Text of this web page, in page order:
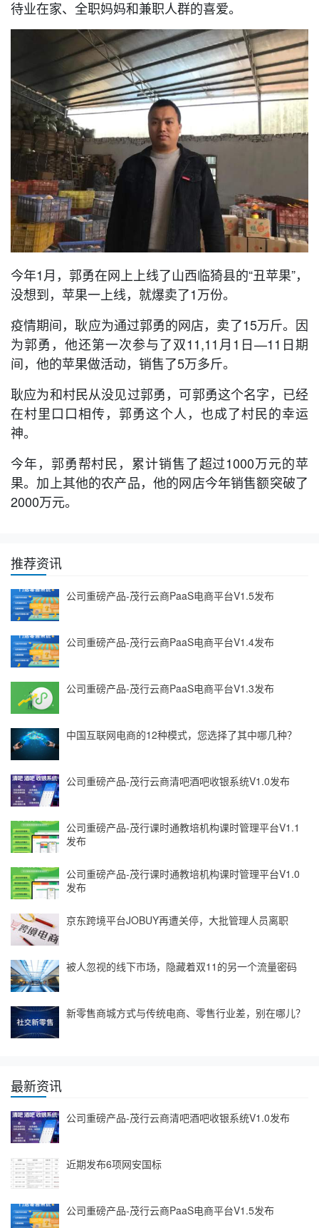
待业在家、全职妈妈和兼职人群的喜爱。
今年1月，郭勇在网上上线了山西临猗县的“丑苹果”，
没想到，苹果一上线，就爆卖了1万份。
疫情期间，耿应为通过郭勇的网店，卖了15万斤。因
为郭勇，他还第一次参与了双11,11月1日—11日期
间，他的苹果做活动，销售了5万多斤。
耿应为和村民从没见过郭勇，可郭勇这个名字，已经
在村里口口相传，郭勇这个人，也成了村民的幸运
神。
今年，郭勇帮村民，累计销售了超过1000万元的苹
果。加上其他的农产品，他的网店今年销售额突破了
2000万元。
推荐资讯
公司重磅产品-茂行云商PaaS电商平台V1.5发布
公司重磅产品-茂行云商PaaS电商平台V1.4发布
公司重磅产品-茂行云商PaaS电商平台V1.3发布
中国互联网电商的12种模式，您选择了其中哪几种？
公司重磅产品-茂行云商清吧酒吧收银系统V1.0发布
公司重磅产品-茂行课时通教培机构课时管理平台V1.1
发布
公司重磅产品-茂行课时通教培机构课时管理平台V1.0
发布
京东跨境平台JOBUY再遭关停，大批管理人员离职
被人忽视的线下市场，隐藏着双11的另一个流量密码
新零售商城方式与传统电商、零售行业差，别在哪儿？
最新资讯
公司重磅产品-茂行云商清吧酒吧收银系统V1.0发布
近期发布6项网安国标
公司重磅产品-茂行云商PaaS电商平台V1.5发布